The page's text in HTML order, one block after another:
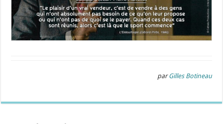
parGilles Botineau